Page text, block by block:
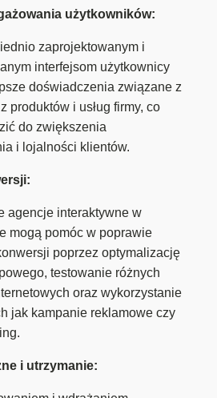
użytkowników:
zaprojektowanym i
interfejsom użytkownicy
doświadczenia związane z
produktów i usług firmy, co
do zwiększenia
i lojalności klientów.
agencje interaktywne w
mogą pomóc w poprawie
poprzez optymalizację
testowanie różnych
oraz wykorzystanie
jak kampanie reklamowe czy
i utrzymanie: